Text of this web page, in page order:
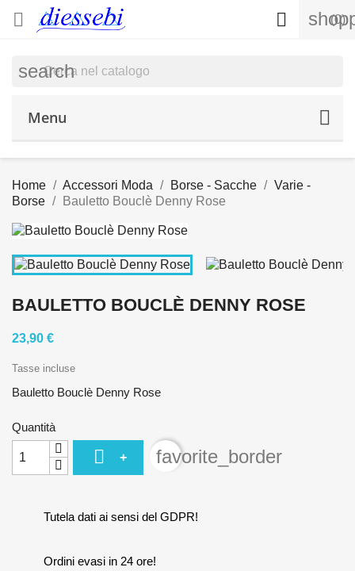
 (0)

search
Menu
Home Accessori Moda Borse - Sacche
Varie -
Borse
Bauletto Bouclè Denny Rose
BAULETTO BOUCLÈ DENNY ROSE
23,90 €
Tasse incluse
Bauletto Bouclè Denny Rose
Quantità
 + favorite_border
Tutela dati ai sensi del GDPR!
Ordini evasi in 24 ore!